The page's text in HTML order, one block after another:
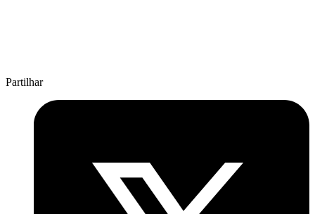
Partilhar